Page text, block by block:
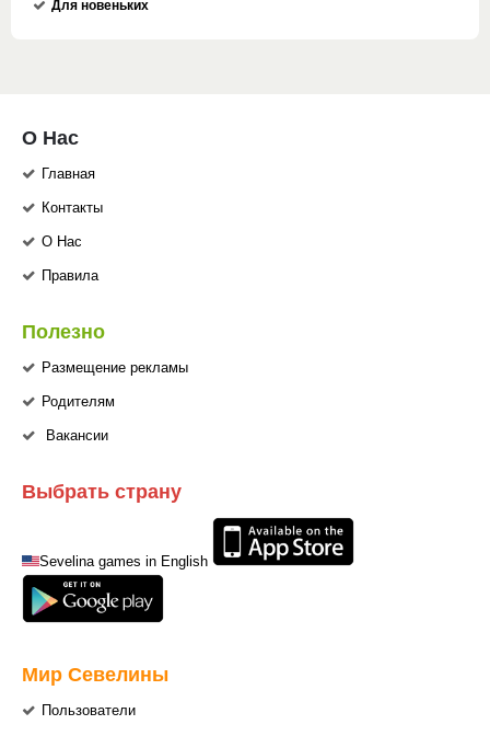
Для новеньких
О Нас
Главная
Контакты
О Нас
Правила
Полезно
Размещение рекламы
Родителям
Вакансии
Выбрать страну
Sevelina games in English
Мир Севелины
Пользователи